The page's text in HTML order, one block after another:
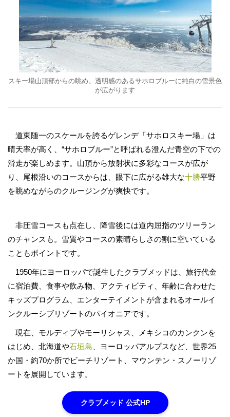
スキー場山頂部からの眺め。透明感のあるサホロブルーに純白の雪景色
が広がります
道東随一のスケールを誇るゲレンデ「サホロスキー場」は
晴天率が高く、“サホロブルー”と呼ばれる澄んだ青空の下での
滑走が楽しめます。山頂から放射状に多彩なコースが広が
り、尾根沿いのコースからは、眼下に広がる雄大な十勝平野
を眺めながらのクルージングが爽快です。
非圧雪コースも点在し、降雪後には道内屈指のツリーラン
のチャンスも。雪質やコースの素晴らしさの割に空いている
こともポイントです。
1950年にヨーロッパで誕生したクラブメッドは、旅行代金
に宿泊費、食事や飲み物、アクティビティ、年齢に合わせた
キッズプログラム、エンターテイメントが含まれるオールイ
ンクルーシブリゾートのパイオニアです。
現在、モルディブやモーリシャス、メキシコのカンクンを
はじめ、北海道や石垣島 、ヨーロッパアルプスなど、世界25
か国・約70か所でビーチリゾート、マウンテン・スノーリゾ
ートを展開しています。
クラブメッド 公式HP